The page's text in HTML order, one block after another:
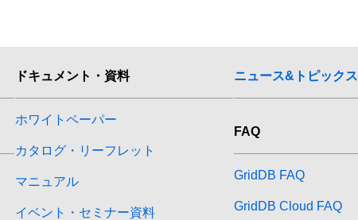
ドキュメント・資料
ホワイトペーパー
カタログ・リーフレット
マニュアル
イベント・セミナー資料
ニュース&トピックス
FAQ
GridDB FAQ
GridDB Cloud FAQ